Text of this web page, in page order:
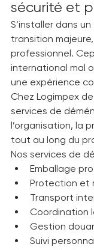
sécurité et
S’installer dans
transition
professionnel.
international mal
une expérience
Chez Logimpex
services de
l’organisation, la
tout au long du
Nos services de
Emballage
Protection et
Transport